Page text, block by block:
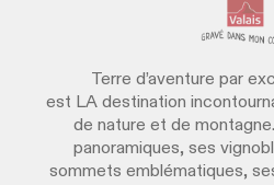
Terre d’aventure par
est LA destination
de nature et de
panoramiques, ses
sommets emblématiques,